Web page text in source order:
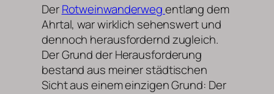
DerRotweinwanderwegentlang dem
Ahrtal, war wirklich sehenswert und
dennoch herausfordernd zugleich.
Der Grund der Herausforderung
bestand aus meiner städtischen
Sicht aus einem einzigen Grund: Der